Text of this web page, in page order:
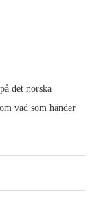
det norska
vad som händer